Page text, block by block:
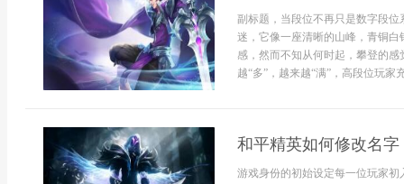
副标题，当段位不再只是数字段
迷，它像一座清晰的山峰，青铜
感，然而不知从何时起，攀登的
越“多”，越来越“满”，高段位玩
和平精英如何修改名
游戏身份的初始设定每一位玩家